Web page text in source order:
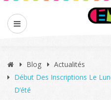
Blog
Actualités
Début Des Inscriptions Le
D’été